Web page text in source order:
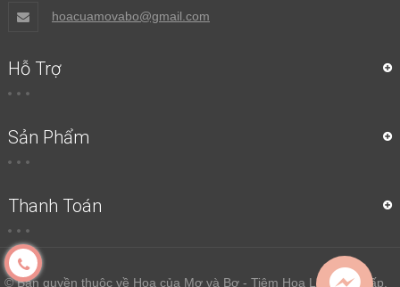
hoacuamovabo@gmail.com
Hỗ Trợ
Sản Phẩm
Thanh Toán
© Bản quyền thuộc về Hoa của Mơ và Bơ - Tiệm Hoa Lụa Cao Cấp.